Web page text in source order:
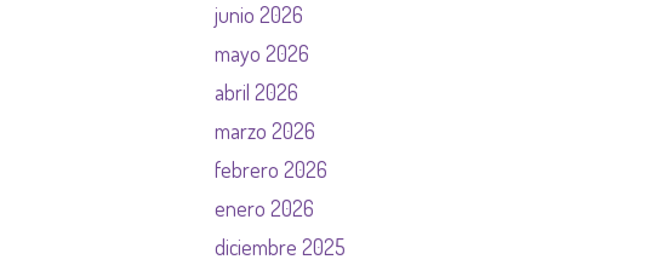
junio 2026
mayo 2026
abril 2026
marzo 2026
febrero 2026
enero 2026
diciembre 2025